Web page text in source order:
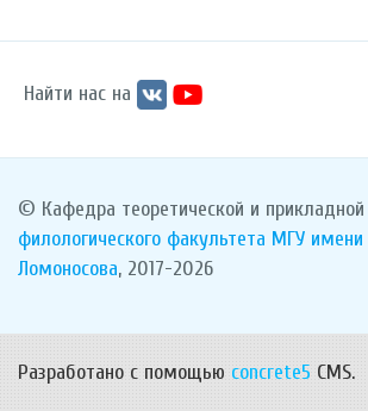
Найти нас на
© Кафедра теоретической и прикладной
филологического факультета МГУ
Ломоносова, 2017-2026
Разработано с помощью concrete5 CMS.